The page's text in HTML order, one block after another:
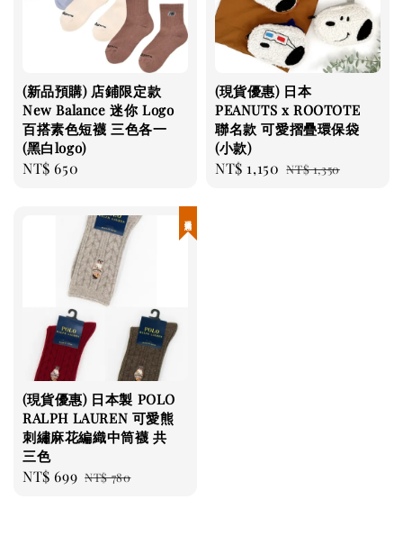
(新品預購) 店鋪限定款
New Balance 迷你 Logo
百搭素色短襪 三色各一
(黑白logo)
Regular
NT$ 650
(現貨優惠) 日本
PEANUTS x ROOTOTE
聯名款 可愛摺疊環保袋
(小款)
Sale
NT$ 1,150 Regular
NT$ 1,350
(現貨優惠) 日本製 POLO
RALPH LAUREN 可愛熊
刺繡麻花編織中筒襪 共
三色
Sale
NT$ 699 Regular
NT$ 780